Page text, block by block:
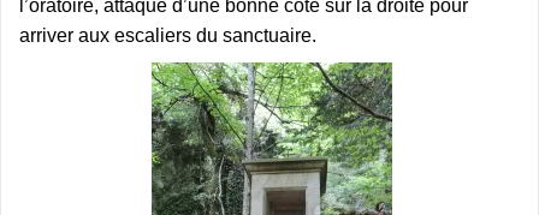
l’oratoire, attaque d’une bonne côte sur la droite pour
arriver aux escaliers du sanctuaire.